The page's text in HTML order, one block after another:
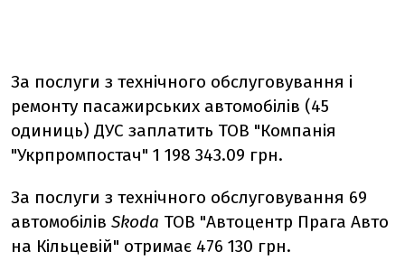
За послуги з технічного обслуговування і
ремонту пасажирських автомобілів (45
одиниць) ДУС заплатить ТОВ "Компанія
"Укрпромпостач" 1 198 343.09 грн.
За послуги з технічного обслуговування 69
автомобілів Skoda ТОВ "Автоцентр Прага Авто
на Кільцевій" отримає 476 130 грн.